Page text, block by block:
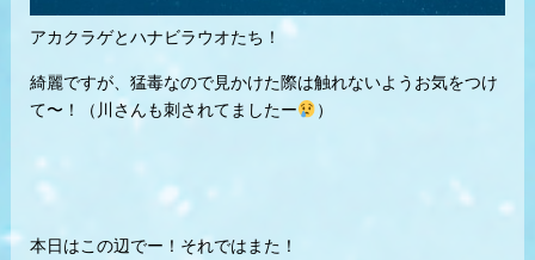
アカクラゲとハナビラウオたち！
綺麗ですが、猛毒なので見かけた際は触れないようお気をつけ
て〜！（川さんも刺されてましたー
）
本日はこの辺でー！それではまた！